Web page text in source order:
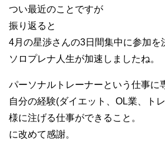
つい最近のことですが
振り返ると
4月の星渉さんの3日間集中に参加を
ソロプレナ人生が加速しましたね。
パーソナルトレーナーという仕事に
自分の経験(ダイエット、OL業、ト
様に注げる仕事ができること。
に改めて感謝。